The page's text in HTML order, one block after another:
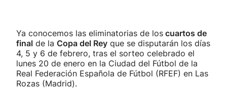
Ya conocemos las eliminatorias de los cuartos de
final de la Copa del Rey que se disputarán los días
4, 5 y 6 de febrero, tras el sorteo celebrado el
lunes 20 de enero en la Ciudad del Fútbol de la
Real Federación Española de Fútbol (RFEF) en Las
Rozas (Madrid).